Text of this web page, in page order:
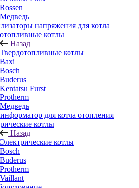
Rossen
Медведь
напряжения для котла
котлы
Назад
Твердотопливные котлы
Baxi
Bosch
Buderus
Kentatsu Furst
Protherm
Медведь
для котла отопления
котлы
Назад
Электрические котлы
Bosch
Buderus
Protherm
Vaillant